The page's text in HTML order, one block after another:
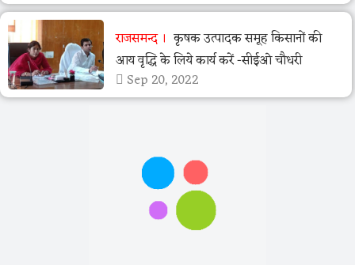
राजसमन्द
कृषक उत्पादक समूह किसानों की
आय वृद्धि के लिये कार्य करें -सीईओ चौधरी
Sep 20, 2022